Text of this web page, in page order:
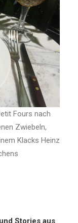
Fours nach
Zwiebeln,
Klacks Heinz
Stories aus